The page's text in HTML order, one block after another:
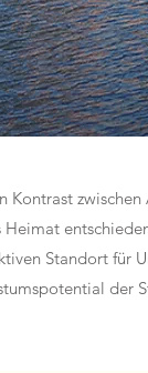
Standort für
der